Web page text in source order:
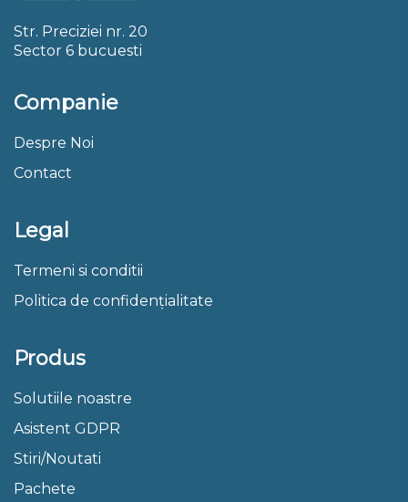
Str. Preciziei nr. 20
Sector 6 bucuesti
Companie
Despre Noi
Contact
Legal
Termeni si conditii
Politica de confidențialitate
Produs
Solutiile noastre
Asistent GDPR
Stiri/Noutati
Pachete